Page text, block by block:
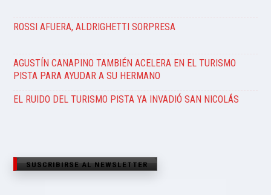
ROSSI AFUERA, ALDRIGHETTI SORPRESA
AGUSTÍN CANAPINO TAMBIÉN ACELERA EN EL TURISMO
PISTA PARA AYUDAR A SU HERMANO
EL RUIDO DEL TURISMO PISTA YA INVADIÓ SAN NICOLÁS
SUSCRIBIRSE AL NEWSLETTER